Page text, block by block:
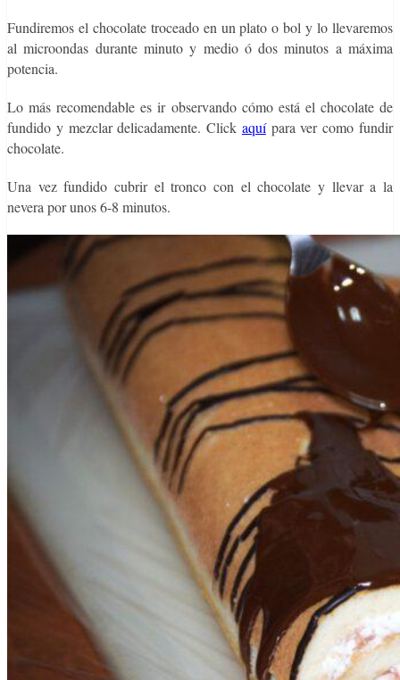
Fundiremos el chocolate troceado en un plato o bol y lo llevaremos
al microondas durante minuto y medio ó dos minutos a máxima
potencia.
Lo más recomendable es ir observando cómo está el chocolate de
fundido y mezclar delicadamente. Click aquípara ver como fundir
chocolate.
Una vez fundido cubrir el tronco con el chocolate y llevar a la
nevera por unos 6-8 minutos.